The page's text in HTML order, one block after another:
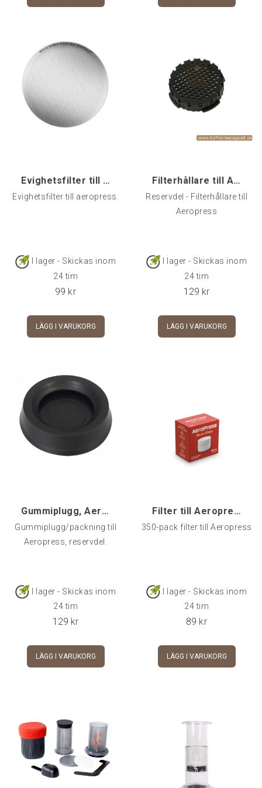
Evighetsfilter till Aeropress
Evighetsfilter till aeropress.
I lager - Skickas inom
24 tim
99 kr
LÄGG I VARUKORG
Filterhållare till Aeropress
Reservdel - Filterhållare till
Aeropress
I lager - Skickas inom
24 tim
129 kr
LÄGG I VARUKORG
Gummiplugg, Aeropress
Gummiplugg/packning till
Aeropress, reservdel.
I lager - Skickas inom
24 tim
129 kr
LÄGG I VARUKORG
Filter till Aeropress 350 st
350-pack filter till Aeropress
I lager - Skickas inom
24 tim
89 kr
LÄGG I VARUKORG